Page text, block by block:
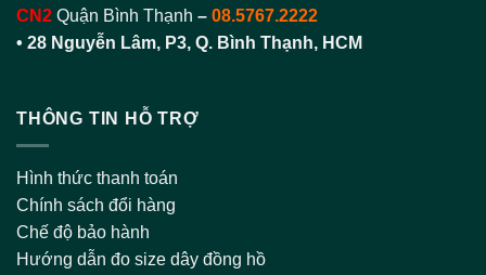
CN2 Quận Bình Thạnh – 08.5767.2222
• 28 Nguyễn Lâm, P3, Q. Bình Thạnh, HCM
THÔNG TIN HỖ TRỢ
Hình thức thanh toán
Chính sách đổi hàng
Chế độ bảo hành
Hướng dẫn đo size dây đồng hồ